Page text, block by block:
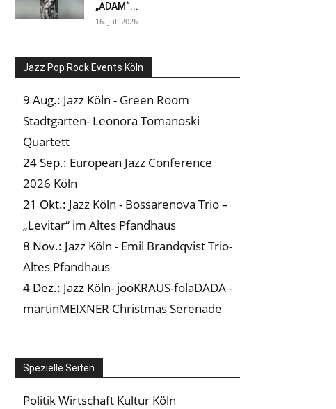
„ADAM“...
16. Juli 2026
Jazz Pop Rock Events Köln
9 Aug.: Jazz Köln - Green Room
Stadtgarten- Leonora Tomanoski
Quartett
24 Sep.: European Jazz Conference
2026 Köln
21 Okt.: Jazz Köln - Bossarenova Trio –
„Levitar“ im Altes Pfandhaus
8 Nov.: Jazz Köln - Emil Brandqvist Trio-
Altes Pfandhaus
4 Dez.: Jazz Köln- jooKRAUS-folaDADA -
martinMEIXNER Christmas Serenade
Spezielle Seiten
Politik Wirtschaft Kultur Köln